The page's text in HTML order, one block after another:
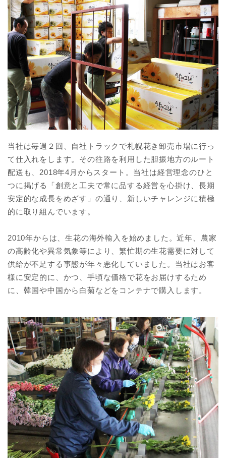
当社は毎週２回、自社トラックで札幌花き卸売市場に行っ
て仕入れをします。その往路を利用した胆振地方のルート
配送も、2018年4月からスタート。当社は経営理念のひと
つに掲げる「創意と工夫で常に品する経営を心掛け、長期
安定的な成長をめざす」の通り、新しいチャレンジに積極
的に取り組んでいます。
2010年からは、生花の海外輸入を始めました。近年、農家
の高齢化や異常気象等により、繁忙期の生花需要に対して
供給が不足する事態が年々悪化していました。当社はお客
様に安定的に、かつ、手頃な価格で花をお届けするため
に、韓国や中国から白菊などをコンテナで購入します。